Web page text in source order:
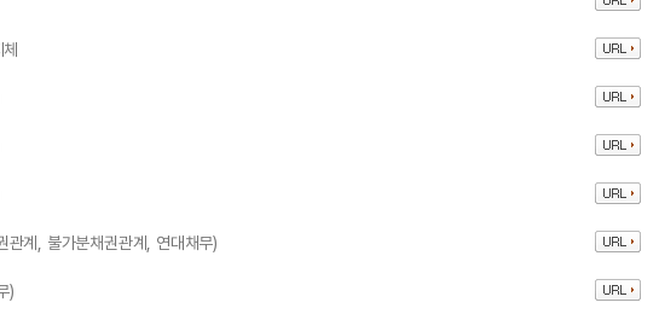
관계, 불가분채권관계, 연대채무)
)